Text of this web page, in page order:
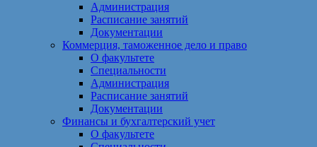
Администрация
Расписание занятий
Документации
Коммерция, таможенное дело и право
О факультете
Специальности
Администрация
Расписание занятий
Документации
Финансы и бухгалтерский учет
О факультете